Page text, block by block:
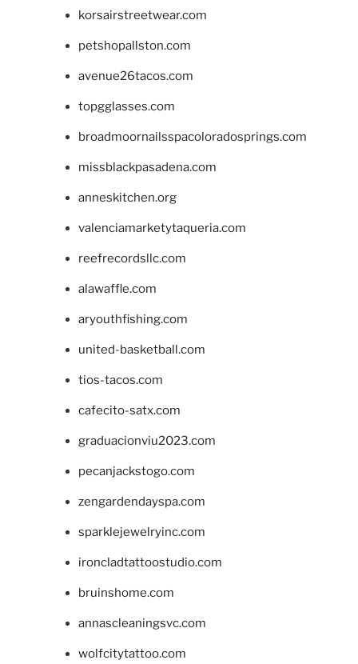
korsairstreetwear.com
petshopallston.com
avenue26tacos.com
topgglasses.com
broadmoornailsspacoloradosprings.com
missblackpasadena.com
anneskitchen.org
valenciamarketytaqueria.com
reefrecordsllc.com
alawaffle.com
aryouthfishing.com
united-basketball.com
tios-tacos.com
cafecito-satx.com
graduacionviu2023.com
pecanjackstogo.com
zengardendayspa.com
sparklejewelryinc.com
ironcladtattoostudio.com
bruinshome.com
annascleaningsvc.com
wolfcitytattoo.com